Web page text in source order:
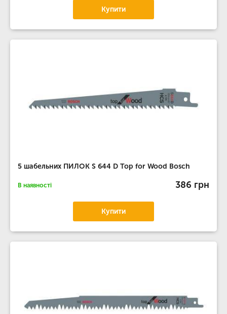
Купити
5 шабельних ПИЛОК S 644 D Top for Wood Bosch
В наявності 386 грн
Купити